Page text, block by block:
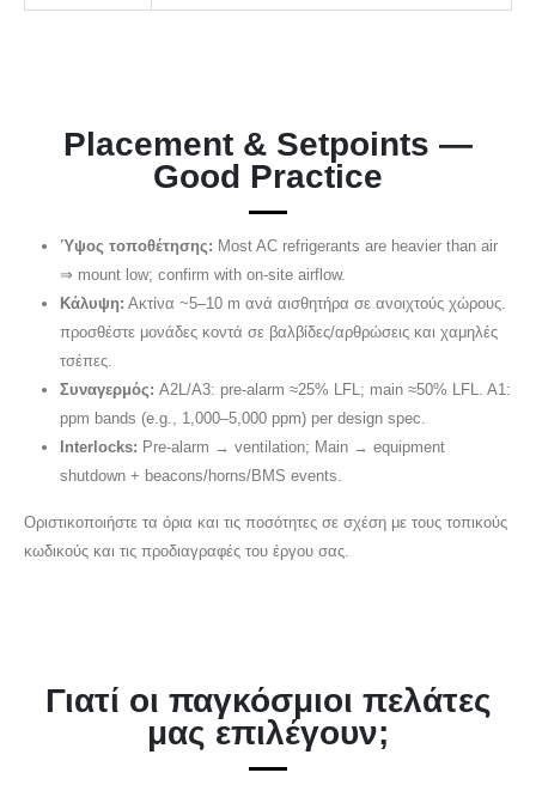
Placement & Setpoints —
Good Practice
Ύψος τοποθέτησης: Most AC refrigerants are heavier than air
⇒ mount low; confirm with on-site airflow.
Κάλυψη: Ακτίνα ~5–10 m ανά αισθητήρα σε ανοιχτούς χώρους.
προσθέστε μονάδες κοντά σε βαλβίδες/αρθρώσεις και χαμηλές
τσέπες.
Συναγερμός: A2L/A3: pre-alarm ≈25% LFL; main ≈50% LFL. A1:
ppm bands (e.g., 1,000–5,000 ppm) per design spec.
Interlocks: Pre-alarm → ventilation; Main → equipment
shutdown + beacons/horns/BMS events.
Οριστικοποιήστε τα όρια και τις ποσότητες σε σχέση με τους τοπικούς
κωδικούς και τις προδιαγραφές του έργου σας.
Γιατί οι παγκόσμιοι πελάτες
μας επιλέγουν;